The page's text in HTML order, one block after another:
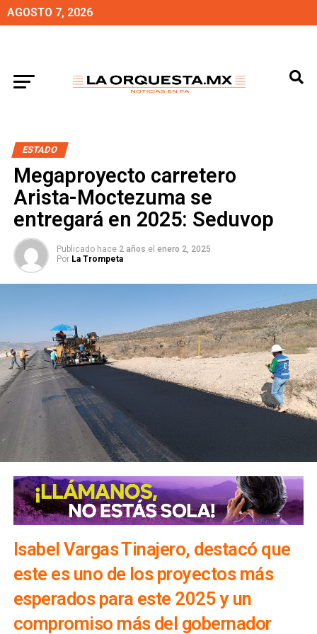
AGOSTO 7, 2026
ESTADO
Megaproyecto carretero
Arista-Moctezuma se
entregará en 2025: Seduvop
Publicado hace 2 años el enero 2, 2025
Por La Trompeta
Isabel Vargas Tinajero, destacó que
este es uno de los proyectos más
esperados para este 2025 y un
compromiso más del gobernador